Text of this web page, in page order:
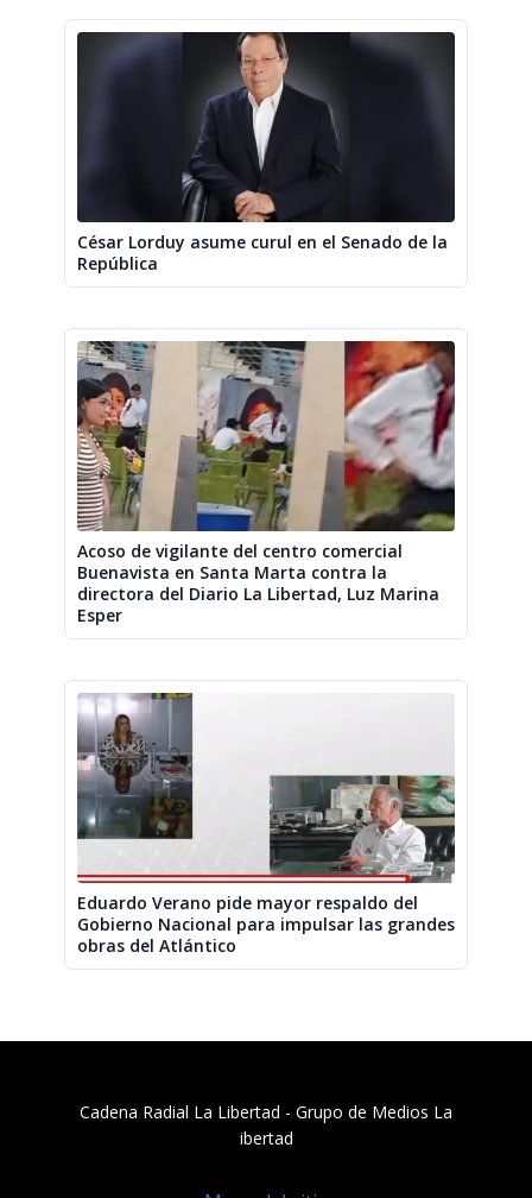
César Lorduy asume curul en el Senado de la
República
Acoso de vigilante del centro comercial
Buenavista en Santa Marta contra la
directora del Diario La Libertad, Luz Marina
Esper
Eduardo Verano pide mayor respaldo del
Gobierno Nacional para impulsar las grandes
obras del Atlántico
Cadena Radial La Libertad​ - Grupo de Medios La
ibertad